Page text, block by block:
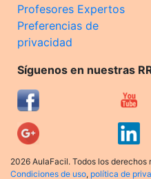
Profesores Expertos
Preferencias de
privacidad
Síguenos en nuestras
2026 AulaFacil. Todos los
Condiciones de uso, política de